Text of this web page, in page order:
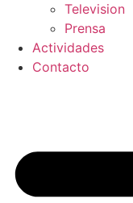
Television
Prensa
Actividades
Contacto